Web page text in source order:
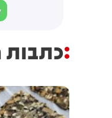
כתבות